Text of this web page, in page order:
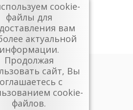
3 ... 7 8
cookie-
файлы для
вам
актуальной
информации.
Продолжая
сайт, Вы
с
cookie-
файлов.